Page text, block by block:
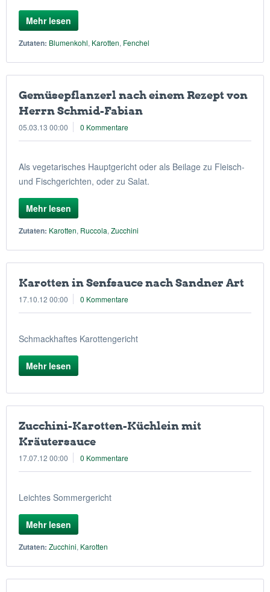
Mehr lesen
Zutaten: Blumenkohl, Karotten, Fenchel
Gemüsepflanzerl nach einem Rezept von
Herrn Schmid-Fabian
05.03.13 00:00 0 Kommentare
Als vegetarisches Hauptgericht oder als Beilage zu Fleisch-
und Fischgerichten, oder zu Salat.
Mehr lesen
Zutaten: Karotten, Ruccola, Zucchini
Karotten in Senfsauce nach Sandner Art
17.10.12 00:00 0 Kommentare
Schmackhaftes Karottengericht
Mehr lesen
Zucchini-Karotten-Küchlein mit
Kräutersauce
17.07.12 00:00 0 Kommentare
Leichtes Sommergericht
Mehr lesen
Zutaten: Zucchini, Karotten